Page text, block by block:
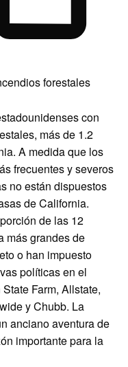
forestales
con
más de 1.2
A medida que los
frecuentes y severos
no están dispuestos
de California.
de las 12
más grandes de
o han impuesto
políticas en el
Farm, Allstate,
y Chubb. La
anciano aventura de
importante para la